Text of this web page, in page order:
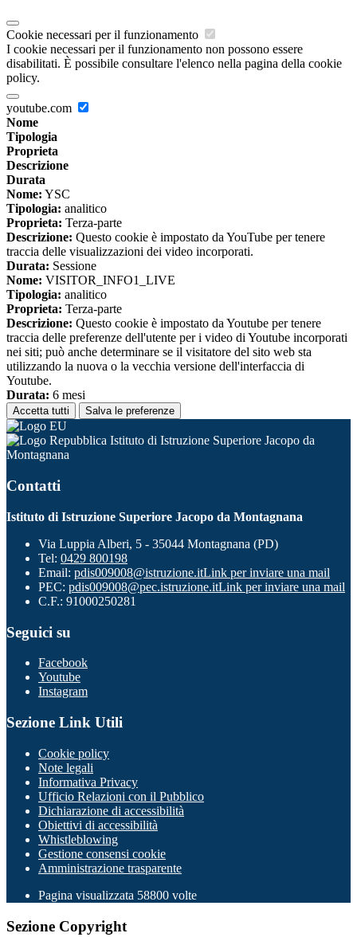
Cookie necessari per il funzionamento
I cookie necessari per il funzionamento non possono essere
disabilitati. È possibile consultare l'elenco nella pagina della cookie
policy.
youtube.com
Nome
Tipologia
Proprieta
Descrizione
Durata
Nome: YSC
Tipologia: analitico
Proprieta: Terza-parte
Descrizione: Questo cookie è impostato da YouTube per tenere
traccia delle visualizzazioni dei video incorporati.
Durata: Sessione
Nome: VISITOR_INFO1_LIVE
Tipologia: analitico
Proprieta: Terza-parte
Descrizione: Questo cookie è impostato da Youtube per tenere
traccia delle preferenze dell'utente per i video di Youtube incorporati
nei siti; può anche determinare se il visitatore del sito web sta
utilizzando la nuova o la vecchia versione dell'interfaccia di
Youtube.
Durata: 6 mesi
Accetta tutti Salva le preferenze
Istituto di Istruzione Superiore Jacopo da
Montagnana
Contatti
Istituto di Istruzione Superiore Jacopo da Montagnana
Via Luppia Alberi, 5 - 35044 Montagnana (PD)
Tel: 0429 800198
Email: pdis009008@istruzione.itLink per inviare una mail
PEC: pdis009008@pec.istruzione.itLink per inviare una mail
C.F.: 91000250281
Seguici su
Facebook
Youtube
Instagram
Sezione Link Utili
Cookie policy
Note legali
Informativa Privacy
Ufficio Relazioni con il Pubblico
Dichiarazione di accessibilità
Obiettivi di accessibilità
Whistleblowing
Gestione consensi cookie
Amministrazione trasparente
Pagina visualizzata 58800 volte
Sezione Copyright